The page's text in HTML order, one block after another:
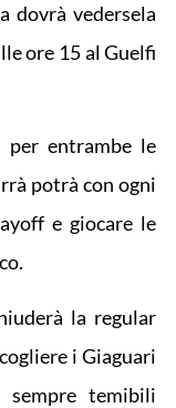
dovrà vedersela
ore 15 al Guelfi
per entrambe le
potrà con ogni
e giocare le
la regular
i Giaguari
temibili